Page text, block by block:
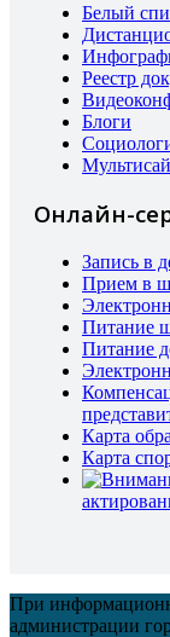
Белый
Реестр
Блоги
Онлайн-
Запись в
Прием в
Питание
Питание
Карта
Карта
При
администрации